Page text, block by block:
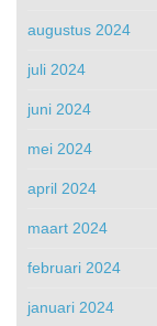
augustus 2024
juli 2024
juni 2024
mei 2024
april 2024
maart 2024
februari 2024
januari 2024